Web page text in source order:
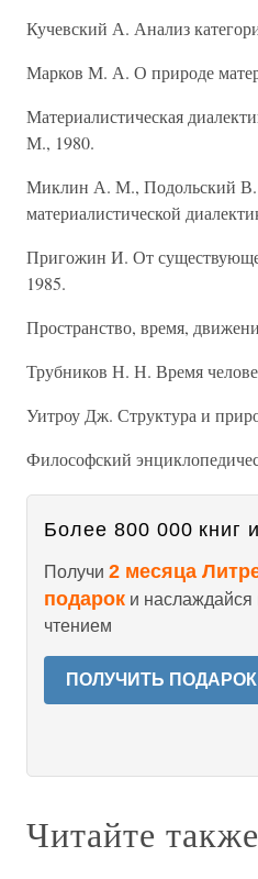
Кучевский А. Анализ
Марков М. А. О природе
Материалистическая
М., 1980.
Миклин А. М., Подольский В.
материалистической
Пригожин И. От
1985.
Пространство, время,
Трубников Н. Н. Время
Уитроу Дж. Структура и
Философский
Более 800 000 книг
Получи 2 месяца
подарок и
чтением
ПОЛУЧИТЬ ПОДАРОК
Читайте также